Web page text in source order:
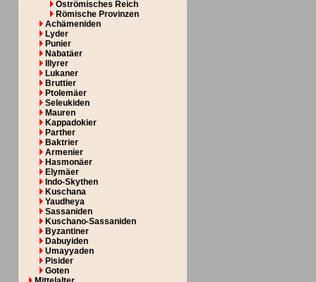
Oströmisches Reich
Römische Provinzen
Achämeniden
Lyder
Punier
Nabatäer
Illyrer
Lukaner
Bruttier
Ptolemäer
Seleukiden
Mauren
Kappadokier
Parther
Baktrier
Armenier
Hasmonäer
Elymäer
Indo-Skythen
Kuschana
Yaudheya
Sassaniden
Kuschano-Sassaniden
Byzantiner
Dabuyiden
Umayyaden
Pisider
Goten